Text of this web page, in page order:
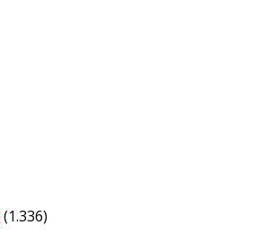
(1.336)